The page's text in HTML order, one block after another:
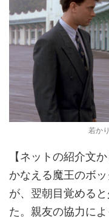
若か
【ネットの紹介文
かなえる魔王のボ
が、翌朝目覚める
た。親友の協力に